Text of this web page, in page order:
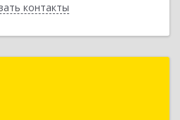
контакты
Назад
обл, Смоленск г, Ново-